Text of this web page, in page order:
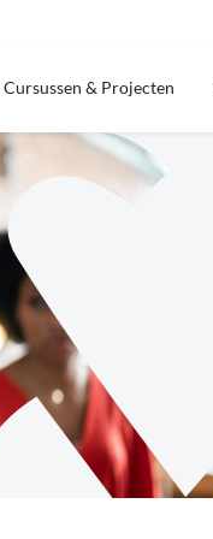
Cursussen & Projecten